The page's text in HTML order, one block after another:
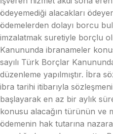
ödeyemediği alacakları
ödemelerden dolayı borcu
imzalatmak suretiyle borçlu
Kanununda ibranameler
sayılı Türk Borçlar
düzenleme yapılmıştır. İbra
ibra tarihi itibarıyla
başlayarak en az bir aylık
konusu alacağın türünün ve
ödemenin hak tutarına